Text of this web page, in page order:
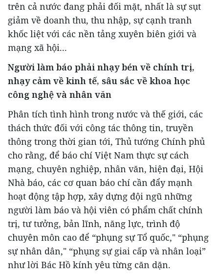
trên cả nước đang phải đối mặt, nhất là sự sụt
giảm về doanh thu, thu nhập, sự cạnh tranh
khốc liệt với các nền tảng xuyên biên giới và
mạng xã hội...
Người làm báo phải nhạy bén về chính trị,
nhạy cảm về kinh tế, sâu sắc về khoa học
công nghệ và nhân văn
Phân tích tình hình trong nước và thế giới, các
thách thức đối với công tác thông tin, truyền
thông trong thời gian tới, Thủ tướng Chính phủ
cho rằng, để báo chí Việt Nam thực sự cách
mạng, chuyên nghiệp, nhân văn, hiện đại, Hội
Nhà báo, các cơ quan báo chí cần đẩy mạnh
hoạt động tập hợp, xây dựng đội ngũ những
người làm báo và hội viên có phẩm chất chính
trị, tư tưởng, bản lĩnh, năng lực, trình độ
chuyên môn cao để “phụng sự Tổ quốc," “phụng
sự nhân dân," “phụng sự giai cấp và nhân loại”
như lời Bác Hồ kính yêu từng căn dặn.